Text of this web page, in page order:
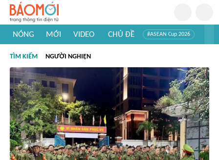
NÓNG MỚI VIDEO CHỦ ĐỀ #ASEAN Cup 2026
#Khám phá thế giới
TÌM KIẾM NGƯỜI NGHIỆN